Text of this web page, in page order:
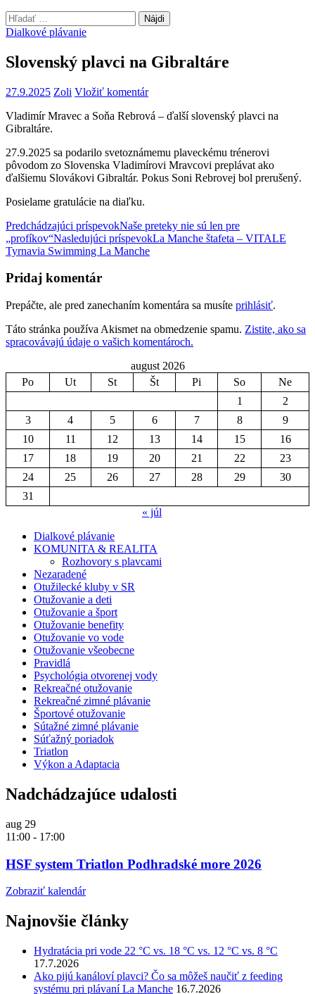
Hľadať:
Dialkové plávanie
Slovenský plavci na Gibraltáre
27.9.2025 Zoli Vložiť komentár
Vladimír Mravec a Soňa Rebrová – ďalší slovenský plavci na
Gibraltáre.
27.9.2025 sa podarilo svetoznámemu plaveckému trénerovi
pôvodom zo Slovenska Vladimírovi Mravcovi preplávat ako
ďalšiemu Slovákovi Gibraltár. Pokus Soni Rebrovej bol prerušený.
Posielame gratulácie na diaľku.
Navigácia
článkami
Predchádzajúci príspevokNaše preteky nie sú len pre
„profíkov“Nasledujúci príspevokLa Manche štafeta – VITALE
Tyrnavia Swimming La Manche
Pridaj komentár
Prepáčte, ale pred zanechaním komentára sa musíte prihlásiť.
Táto stránka používa Akismet na obmedzenie spamu. Zistite, ako sa
spracovávajú údaje o vašich komentároch.
august 2026
Po
Ut St Št Pi So
Ne
1
2
3
4 5 6 7 8
9
10
11 12 13 14 15
16
17
18 19 20 21 22
23
24
25 26 27 28 29
30
31
« júl
Dialkové plávanie
KOMUNITA & REALITA
Rozhovory s plavcami
Nezaradené
Otužilecké kluby v SR
Otužovanie a deti
Otužovanie a šport
Otužovanie benefity
Otužovanie vo vode
Otužovanie všeobecne
Pravidlá
Psychológia otvorenej vody
Rekreačné otužovanie
Rekreačné zimné plávanie
Športové otužovanie
Sútažné zimné plávanie
Súťažný poriadok
Triatlon
Výkon a Adaptacia
Nadchádzajúce udalosti
aug 29
11:00 - 17:00
HSF system Triatlon Podhradské more 2026
Zobraziť kalendár
Najnovšie články
Hydratácia pri vode 22 °C vs. 18 °C vs. 12 °C vs. 8 °C
17.7.2026
Ako pijú kanáloví plavci? Čo sa môžeš naučiť z feeding
systému pri plávaní La Manche 16.7.2026